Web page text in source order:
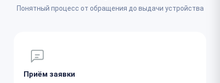
Понятный процесс от обращения до выдачи устройства
Приём заявки